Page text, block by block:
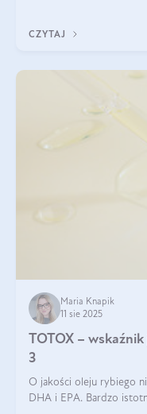
CZYTAJ
Maria Knapik
11 sie 2025
TOTOX –
3
O jakości oleju rybiego
DHA i EPA. Bardzo